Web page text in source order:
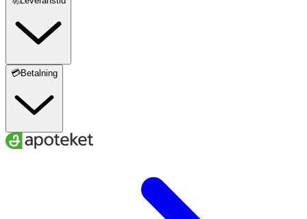
💳Betalning